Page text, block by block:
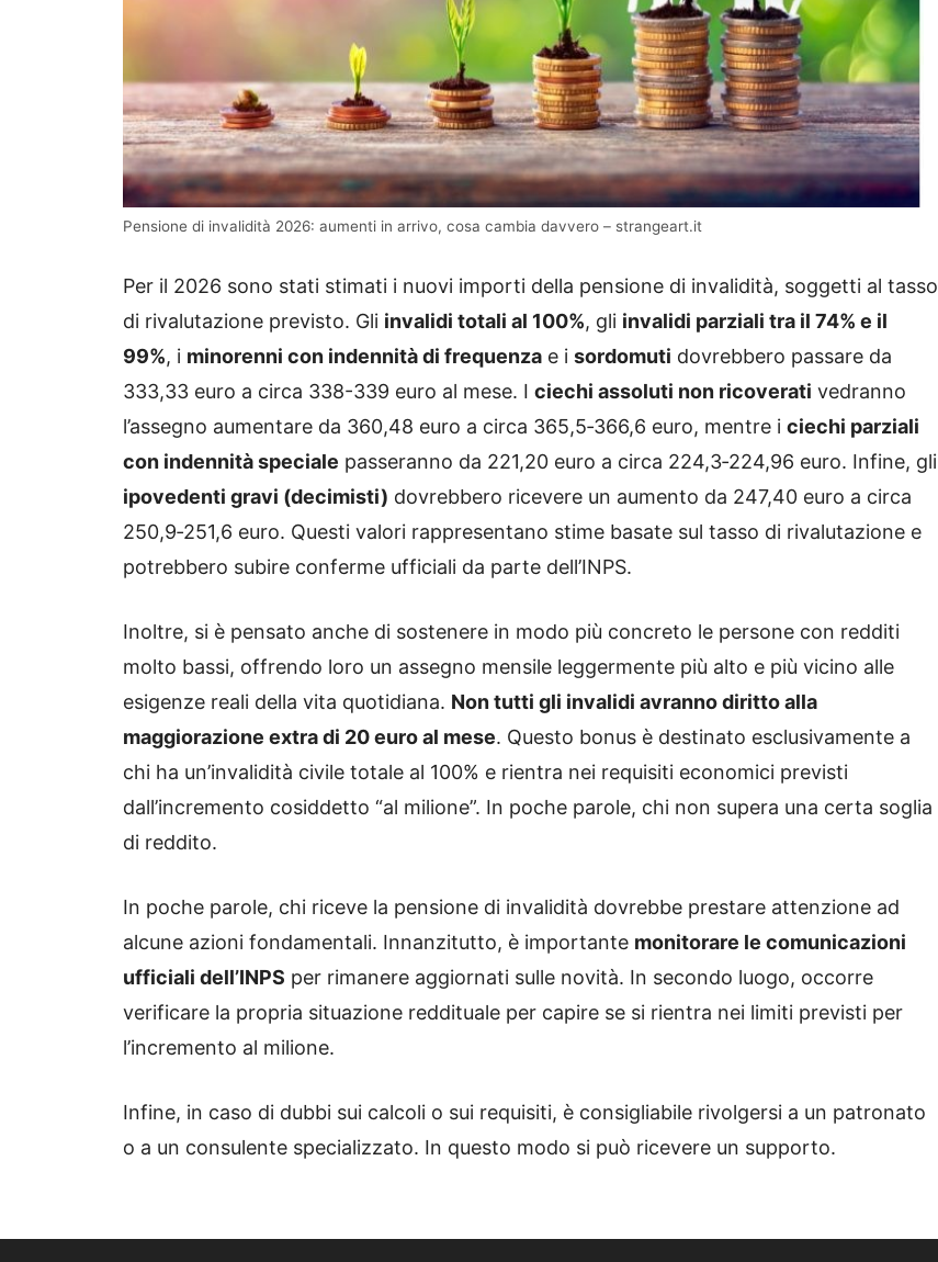
Pensione di invalidità 2026: aumenti in arrivo, cosa cambia davvero – strangeart.it
Per il 2026 sono stati stimati i nuovi importi della pensione di invalidità, soggetti al tasso
di rivalutazione previsto. Gli invalidi totali al 100%, gli invalidi parziali tra il 74% e il
99%, i minorenni con indennità di frequenza e i sordomuti dovrebbero passare da
333,33 euro a circa 338-339 euro al mese. I ciechi assoluti non ricoverati vedranno
l’assegno aumentare da 360,48 euro a circa 365,5‑366,6 euro, mentre i ciechi parziali
con indennità speciale passeranno da 221,20 euro a circa 224,3‑224,96 euro. Infine, gli
ipovedenti gravi (decimisti) dovrebbero ricevere un aumento da 247,40 euro a circa
250,9‑251,6 euro. Questi valori rappresentano stime basate sul tasso di rivalutazione e
potrebbero subire conferme ufficiali da parte dell’INPS.
Inoltre, si è pensato anche di sostenere in modo più concreto le persone con redditi
molto bassi, offrendo loro un assegno mensile leggermente più alto e più vicino alle
esigenze reali della vita quotidiana. Non tutti gli invalidi avranno diritto alla
maggiorazione extra di 20 euro al mese. Questo bonus è destinato esclusivamente a
chi ha un’invalidità civile totale al 100% e rientra nei requisiti economici previsti
dall’incremento cosiddetto “al milione”. In poche parole, chi non supera una certa soglia
di reddito.
In poche parole, chi riceve la pensione di invalidità dovrebbe prestare attenzione ad
alcune azioni fondamentali. Innanzitutto, è importante monitorare le comunicazioni
ufficiali dell’INPS per rimanere aggiornati sulle novità. In secondo luogo, occorre
verificare la propria situazione reddituale per capire se si rientra nei limiti previsti per
l’incremento al milione.
Infine, in caso di dubbi sui calcoli o sui requisiti, è consigliabile rivolgersi a un patronato
o a un consulente specializzato. In questo modo si può ricevere un supporto.